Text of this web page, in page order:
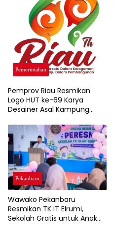
Pemerintahan
Pemprov Riau Resmikan
Logo HUT ke-69 Karya
Desainer Asal Kampung
Harmoni dan Budaya
Melayu
Pekanbaru
Wawako Pekanbaru
Resmikan TK IT Elrumi,
Sekolah Gratis untuk Anak